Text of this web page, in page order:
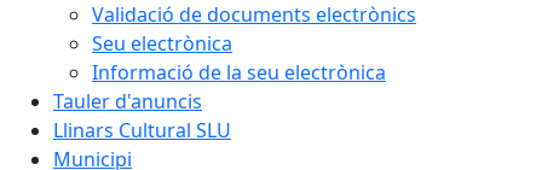
Validació de documents electrònics
Seu electrònica
Informació de la seu electrònica
Tauler d'anuncis
Llinars Cultural SLU
Municipi